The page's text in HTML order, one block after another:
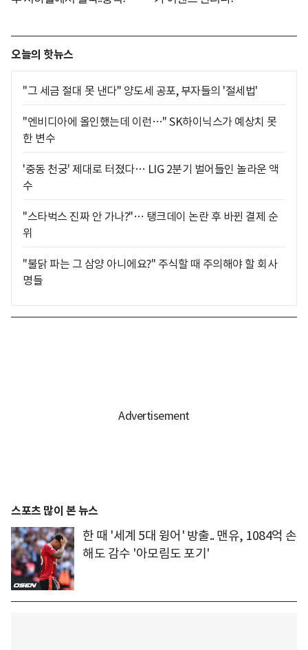
오늘의 핫뉴스
"그 세금 절대 못 낸다" 양도세 공포, 부자들의 '절세법'
"엔비디아에 올인했는데 이런…" SK하이닉스가 예상치 못
한 변수
'중동 천궁' 제대로 터졌다… LIG 2분기 벌어들인 놀라운 액
수
"스타벅스 진짜 안 가나?"… 탱크데이 논란 후 바뀐 결제 순
위
"불닭 파는 그 삼양 아니에요?" 주식할 때 주의해야 할 회사
명들
스포츠 많이 본 뉴스
한 때 '세계 5대 윙어' 방출.. 맨유, 1084억 손
해도 감수 '아모림도 포기'